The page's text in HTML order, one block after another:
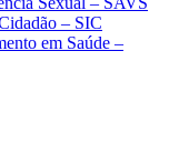
– SIC
em Saúde –